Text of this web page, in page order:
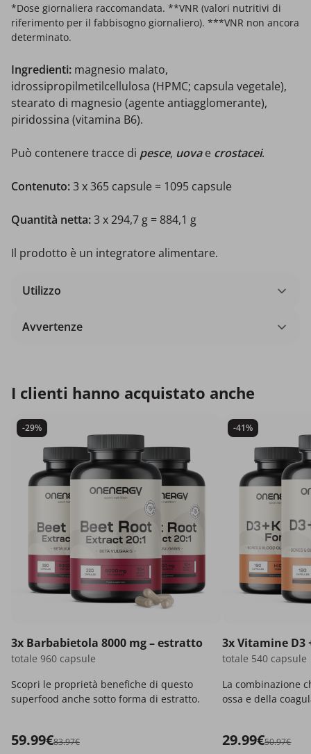
*Dose giornaliera raccomandata. **VNR (valori nutritivi di
riferimento per il fabbisogno giornaliero). ***VNR non ancora
determinato.
Ingredienti: magnesio malato,
idrossipropilmetilcellulosa (HPMC; capsula vegetale),
stearato di magnesio (agente antiagglomerante),
piridossina (vitamina B6).
Può contenere tracce di pesce, uovae crostacei.
Contenuto:3 x 365 capsule = 1095 capsule
Quantità netta:3 x 294,7 g = 884,1 g
Il prodotto è un integratore alimentare.
Utilizzo
Avvertenze
I clienti hanno acquistato anche
-29%
3x Barbabietola 8000 mg – estratto
totale 960 capsule
Scopri le proprietà benefiche di questo
superfood anche sotto forma di estratto.
59.99€83.97€
-41%
3x Vitamine D3
totale 540 capsule
La combinazione
ossa e della
29.99€50.97€